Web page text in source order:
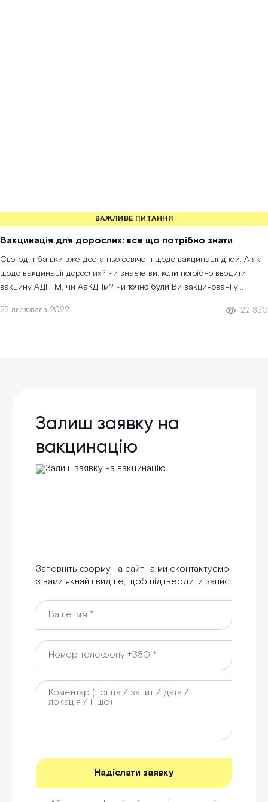
ВАЖЛИВЕ ПИТАННЯ
Вакцинація для дорослих: все що потрібно знати
Сьогодні батьки вже достатньо освічені щодо вакцинації дітей. А як
щодо вакцинації дорослих? Чи знаєте ви, коли потрібно вводити
вакцину АДП-М, чи АaКДПм? Чи точно були Ви вакциновані у
23 листопада 2022 22 330
Залиш заявку на
вакцинацію
Заповніть форму на сайті, а ми сконтактуємо
з вами якнайшвидше, щоб підтвердити запис.